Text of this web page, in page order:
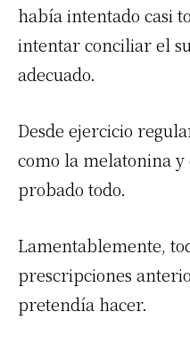
había intentado casi
intentar conciliar el
adecuado.
Desde ejercicio
como la melatonina
probado todo.
Lamentablemente,
prescripciones
pretendía hacer.